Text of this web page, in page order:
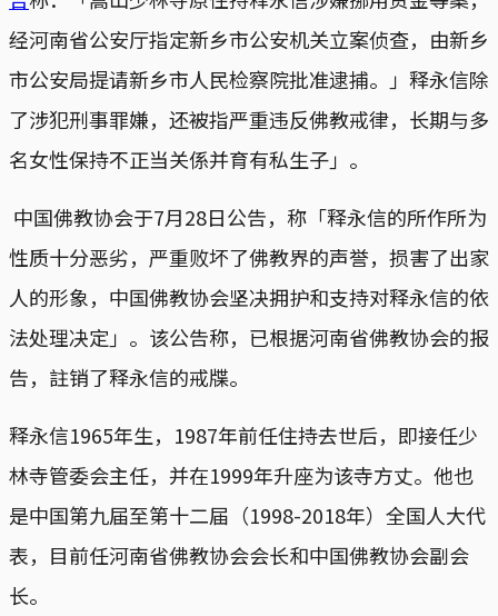
经河南省公安厅指定新乡市公安机关立案侦查，由新乡
市公安局提请新乡市人民检察院批准逮捕。」释永信除
了涉犯刑事罪嫌，还被指严重违反佛教戒律，长期与多
名女性保持不正当关係并育有私生子」。
中国佛教协会于7月28日公告，称「释永信的所作所为
性质十分恶劣，严重败坏了佛教界的声誉，损害了出家
人的形象，中国佛教协会坚决拥护和支持对释永信的依
法处理决定」。该公告称，已根据河南省佛教协会的报
告，註销了释永信的戒牒。
释永信1965年生，1987年前任住持去世后，即接任少
林寺管委会主任，并在1999年升座为该寺方丈。他也
是中国第九届至第十二届（1998-2018年）全国人大代
表，目前任河南省佛教协会会长和中国佛教协会副会
长。